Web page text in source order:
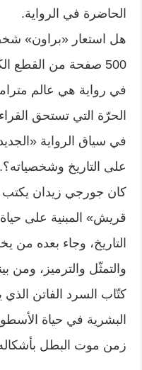
الحاضرة في الرواية.
هل استعار «براون»
500 صفحة من القطع
في رواية هي عالم
الحرّة التي تستحق
في سياق الرواية
على التاريخ وشخصياته؟.
كان جورجي زيدان يكتب
قريش» المبنية على
التاريخ، وجاء بعده من
والتمثّل والترميز، ومن
كتّاب السرد الفاتن الذي
البشرية في حياة
زمن موت البطل بأشكاله